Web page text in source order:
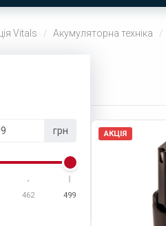
Vitals Акумуляторна техніка
грн
462 499
АКЦІЯ